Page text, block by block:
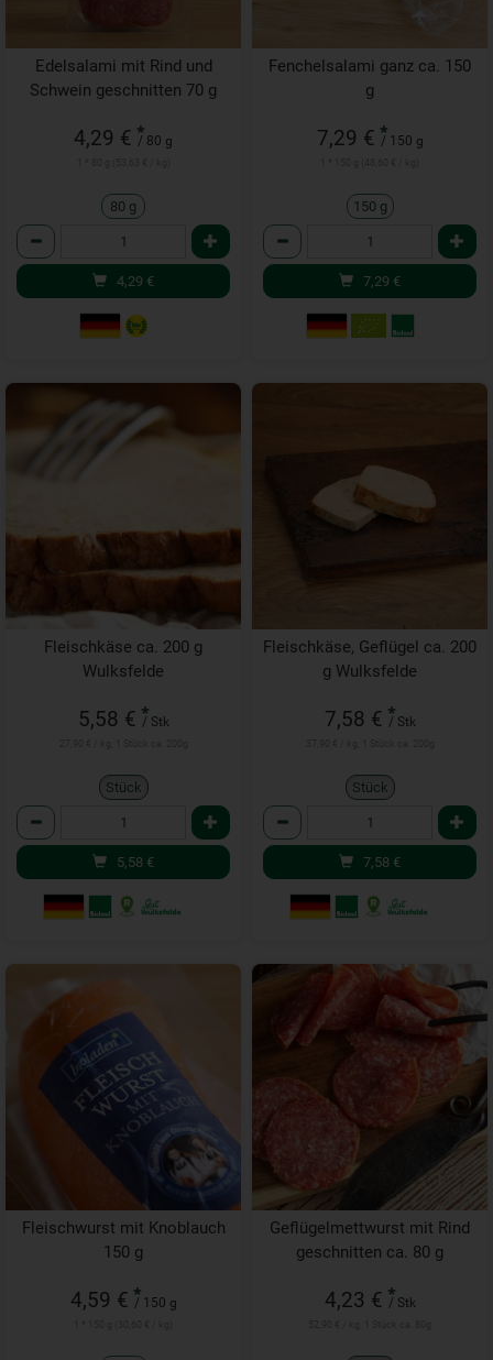
Edelsalami mit Rind und
Schwein geschnitten 70 g
4,29 € *
/ 80 g
80 g
Anzahl
4,29 €
Fenchelsalami ganz ca. 150
g
7,29 € *
/ 150 g
150 g
Anzahl
7,29 €
Fleischkäse ca. 200 g
Wulksfelde
5,58 € *
/ Stk
Stück
Anzahl
5,58 €
Fleischkäse, Geflügel ca. 200
g Wulksfelde
7,58 € *
/ Stk
Stück
Anzahl
7,58 €
Fleischwurst mit Knoblauch
150 g
4,59 € *
/ 150 g
Geflügelmettwurst mit Rind
geschnitten ca. 80 g
4,23 € *
/ Stk